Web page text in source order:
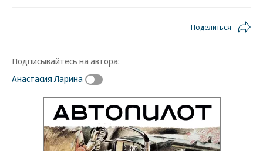
Поделиться
Подписывайтесь на автора:
Анастасия Ларина